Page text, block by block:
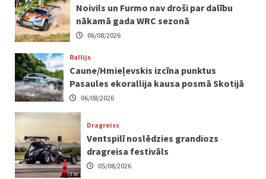
Noivils un Furmo nav droši par dalību
nākamā gada WRC sezonā
06/08/2026
Rallijs
Caune/Hmieļevskis izcīna punktus
Pasaules ekorallija kausa posmā Skotijā
06/08/2026
Dragreiss
Ventspilī noslēdzies grandiozs
dragreisa festivāls
05/08/2026